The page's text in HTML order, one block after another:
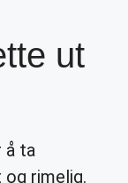
ut
å ta
rimelig.